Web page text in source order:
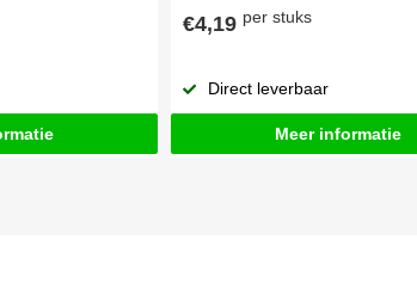
€4,19 per stuks
Direct leverbaar
Meer informatie